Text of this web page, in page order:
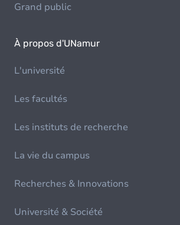
Grand public
À propos d'UNamur
L'université
Les facultés
Les instituts de recherche
La vie du campus
Recherches & Innovations
Université & Société